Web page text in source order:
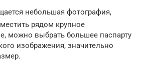
небольшая фотография,
рядом крупное
можно выбрать большее паспарту
изображения, значительно